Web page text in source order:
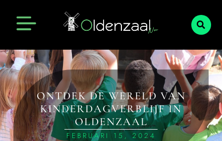
ONTDEK DE WERELD VAN
KINDERDAGVERBLIJF IN
OLDENZAAL
FEBRUARI 15, 2024